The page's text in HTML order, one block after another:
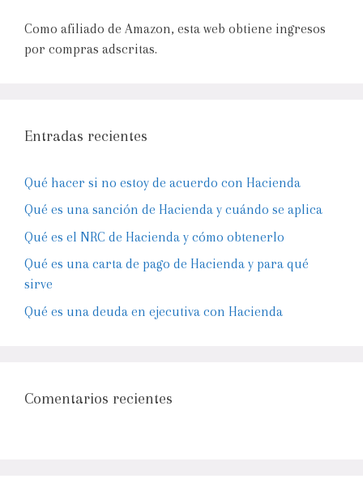
Como afiliado de Amazon, esta web obtiene ingresos
por compras adscritas.
Entradas recientes
Qué hacer si no estoy de acuerdo con Hacienda
Qué es una sanción de Hacienda y cuándo se aplica
Qué es el NRC de Hacienda y cómo obtenerlo
Qué es una carta de pago de Hacienda y para qué
sirve
Qué es una deuda en ejecutiva con Hacienda
Comentarios recientes